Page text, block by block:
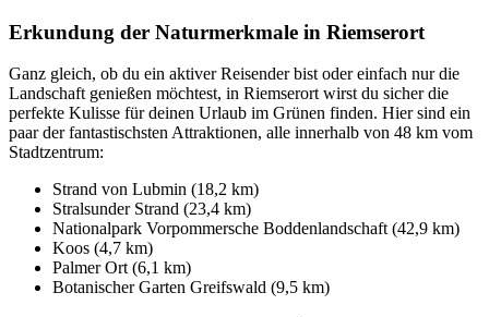
Erkundung der Naturmerkmale in Riemserort
Ganz gleich, ob du ein aktiver Reisender bist oder einfach nur die
Landschaft genießen möchtest, in Riemserort wirst du sicher die
perfekte Kulisse für deinen Urlaub im Grünen finden. Hier sind ein
paar der fantastischsten Attraktionen, alle innerhalb von 48 km vom
Stadtzentrum:
Strand von Lubmin (18,2 km)
Stralsunder Strand (23,4 km)
Nationalpark Vorpommersche Boddenlandschaft (42,9 km)
Koos (4,7 km)
Palmer Ort (6,1 km)
Botanischer Garten Greifswald (9,5 km)